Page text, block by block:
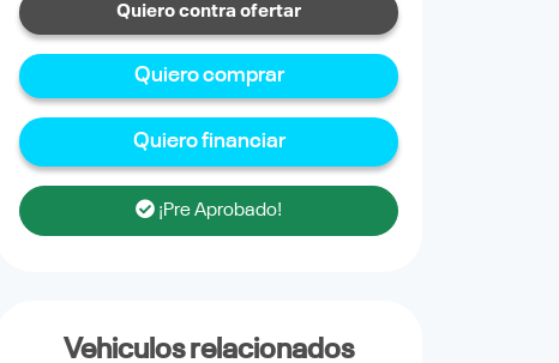
Quiero contra ofertar
Quiero comprar
Quiero financiar
¡Pre Aprobado!
Vehiculos relacionados